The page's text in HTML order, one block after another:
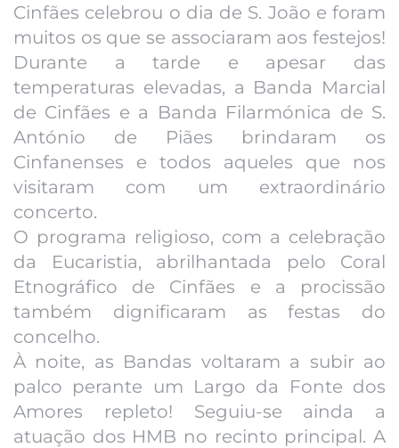
Cinfães celebrou o dia de S. João e foram
muitos os que se associaram aos festejos!
Durante a tarde e apesar das
temperaturas elevadas, a Banda Marcial
de Cinfães e a Banda Filarmónica de S.
António de Piães brindaram os
Cinfanenses e todos aqueles que nos
visitaram com um extraordinário
concerto.
O programa religioso, com a celebração
da Eucaristia, abrilhantada pelo Coral
Etnográfico de Cinfães e a procissão
também dignificaram as festas do
concelho.
À noite, as Bandas voltaram a subir ao
palco perante um Largo da Fonte dos
Amores repleto! Seguiu-se ainda a
atuação dos HMB no recinto principal. A